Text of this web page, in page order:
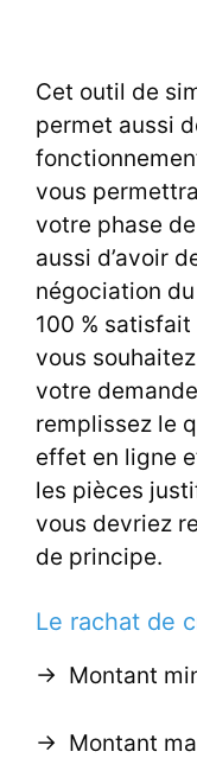
Cet outil de
permet aussi
vous
votre phase
aussi d’avoir
négociation
100 %
vous
votre
remplissez le
effet en ligne
les pièces
vous devriez
de principe.
Le rachat de
-> Montant
-> Montant